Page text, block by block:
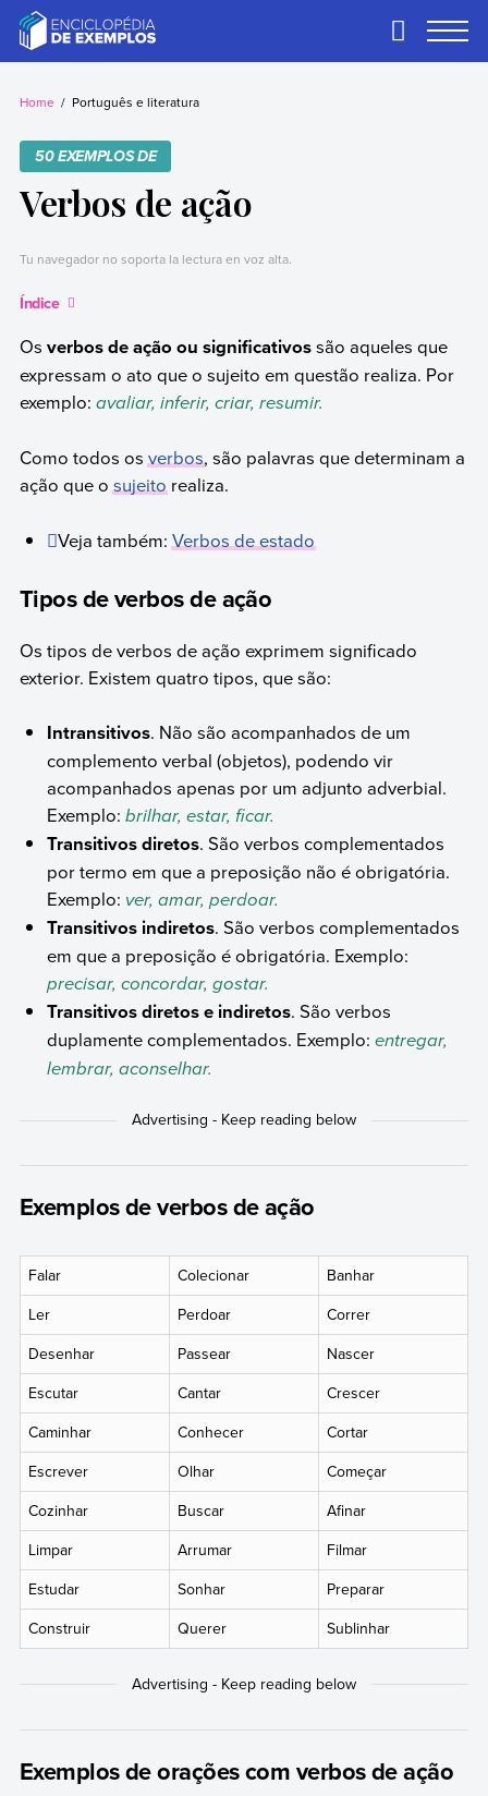
contentExemplos
Precisa de
temos.
Primary
Home Português e literatura
50 EXEMPLOS DE
Verbos de ação
Tu navegador no soporta la lectura en voz alta.
Índice
Os verbos de ação ou significativossão aqueles que
expressam o ato que o sujeito em questão realiza. Por
exemplo: avaliar, inferir, criar, resumir.
Como todos osverbos, são palavras que determinam a
ação que osujeitorealiza.
Veja também:Verbos de estado
Tipos de verbos de ação
Os tipos de verbos de ação exprimem significado
exterior. Existem quatro tipos, que são:
Intransitivos. Não são acompanhados de um
complemento verbal (objetos), podendo vir
acompanhados apenas por um adjunto adverbial.
Exemplo:brilhar, estar, ficar.
Transitivos diretos. São verbos complementados
por termo em que a preposição não é obrigatória.
Exemplo: ver, amar, perdoar.
Transitivos indiretos. São verbos complementados
em que a preposição é obrigatória. Exemplo:
precisar, concordar, gostar.
Transitivos diretos e indiretos. São verbos
duplamente complementados. Exemplo: entregar,
lembrar, aconselhar.
Exemplos de verbos de ação
Falar Colecionar
Banhar
Ler
Perdoar
Correr
Desenhar
Passear
Nascer
Escutar
Cantar
Crescer
Caminhar
Conhecer
Cortar
Escrever
Olhar
Começar
Cozinhar
Buscar
Afinar
Limpar
Arrumar
Filmar
Estudar
Sonhar
Preparar
Construir
Querer Sublinhar
Exemplos de orações com verbos de ação